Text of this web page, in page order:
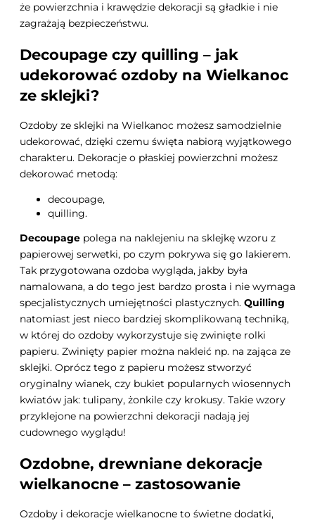
że powierzchnia i krawędzie dekoracji są gładkie i nie
zagrażają bezpieczeństwu.
Decoupage czy quilling – jak
udekorować ozdoby na Wielkanoc
ze sklejki?
Ozdoby ze sklejki na Wielkanoc możesz samodzielnie
udekorować, dzięki czemu święta nabiorą wyjątkowego
charakteru. Dekoracje o płaskiej powierzchni możesz
dekorować metodą:
decoupage,
quilling.
Decoupage polega na naklejeniu na sklejkę wzoru z
papierowej serwetki, po czym pokrywa się go lakierem.
Tak przygotowana ozdoba wygląda, jakby była
namalowana, a do tego jest bardzo prosta i nie wymaga
specjalistycznych umiejętności plastycznych. Quilling
natomiast jest nieco bardziej skomplikowaną techniką,
w której do ozdoby wykorzystuje się zwinięte rolki
papieru. Zwinięty papier można nakleić np. na zająca ze
sklejki. Oprócz tego z papieru możesz stworzyć
oryginalny wianek, czy bukiet popularnych wiosennych
kwiatów jak: tulipany, żonkile czy krokusy. Takie wzory
przyklejone na powierzchni dekoracji nadają jej
cudownego wyglądu!
Ozdobne, drewniane dekoracje
wielkanocne – zastosowanie
Ozdoby i dekoracje wielkanocne to świetne dodatki,